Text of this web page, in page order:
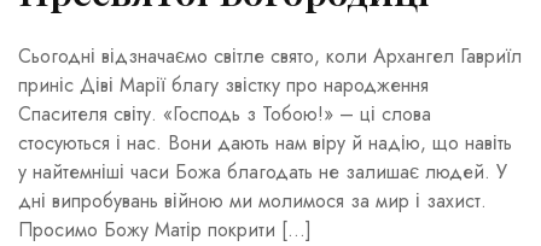
Сьогодні відзначаємо світле свято, коли Архангел Гавриїл
приніс Діві Марії благу звістку про народження
Спасителя світу. «Господь з Тобою!» – ці слова
стосуються і нас. Вони дають нам віру й надію, що навіть
у найтемніші часи Божа благодать не залишає людей. У
дні випробувань війною ми молимося за мир і захист.
Просимо Божу Матір покрити […]